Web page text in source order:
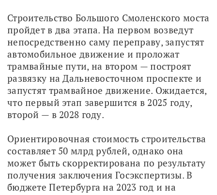
Строительство Большого Смоленского моста
пройдет в два этапа. На первом возведут
непосредственно саму переправу, запустят
автомобильное движение и проложат
трамвайные пути, на втором — построят
развязку на Дальневосточном проспекте и
запустят трамвайное движение. Ожидается,
что первый этап завершится в 2025 году,
второй — в 2028 году.
Ориентировочная стоимость строительства
составляет 50 млрд рублей, однако она
может быть скорректирована по результату
получения заключения Госэкспертизы. В
бюджете Петербурга на 2023 год и на